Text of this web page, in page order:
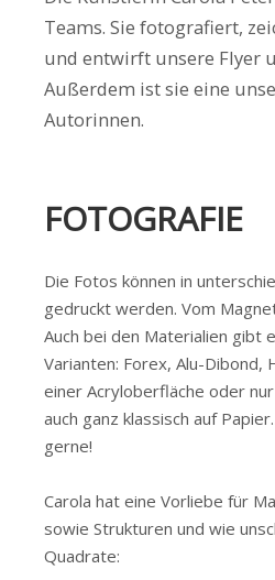
Teams. Sie fotografiert,
und entwirft unsere Flyer
Außerdem ist sie eine
Autorinnen.
FOTOGRAFIE
Die Fotos können in
gedruckt werden. Vom
Auch bei den Materialien gibt
Varianten: Forex, Alu-Dibond,
einer Acryloberfläche oder
auch ganz klassisch auf
gerne!
Carola hat eine Vorliebe für
sowie Strukturen und wie
Quadrate: